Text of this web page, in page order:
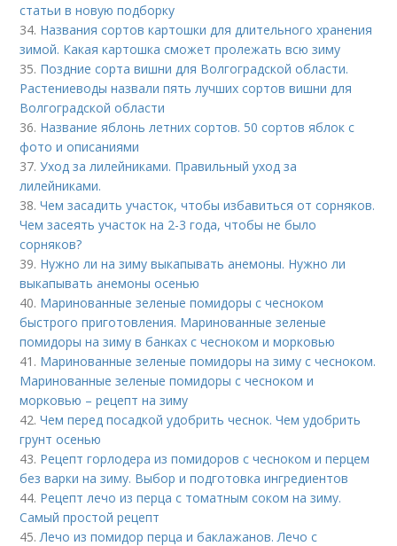
статьи в новую подборку
34. Названия сортов картошки для длительного хранения
зимой. Какая картошка сможет пролежать всю зиму
35. Поздние сорта вишни для Волгоградской области.
Растениеводы назвали пять лучших сортов вишни для
Волгоградской области
36. Название яблонь летних сортов. 50 сортов яблок с
фото и описаниями
37.Уход за лилейниками. Правильный уход за
лилейниками.
38.Чем засадить участок, чтобы избавиться от сорняков.
Чем засеять участок на 2-3 года, чтобы не было
сорняков?
39. Нужно ли на зиму выкапывать анемоны. Нужно ли
выкапывать анемоны осенью
40. Маринованные зеленые помидоры с чесноком
быстрого приготовления. Маринованные зеленые
помидоры на зиму в банках с чесноком и морковью
41. Маринованные зеленые помидоры на зиму с чесноком.
Маринованные зеленые помидоры с чесноком и
морковью – рецепт на зиму
42.Чем перед посадкой удобрить чеснок. Чем удобрить
грунт осенью
43. Рецепт горлодера из помидоров с чесноком и перцем
без варки на зиму. Выбор и подготовка ингредиентов
44. Рецепт лечо из перца с томатным соком на зиму.
Самый простой рецепт
45. Лечо из помидор перца и баклажанов. Лечо с